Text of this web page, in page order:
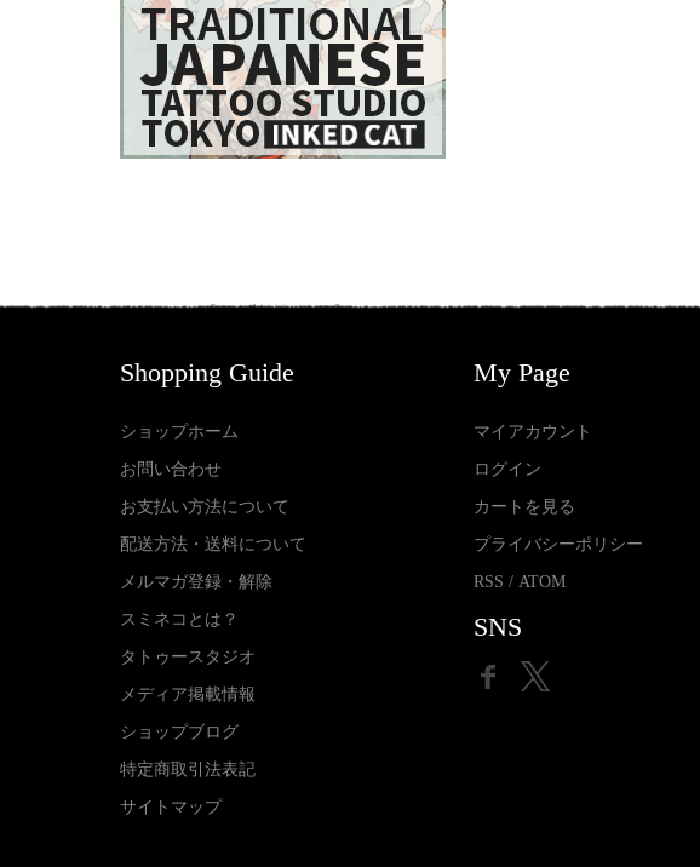
Shopping Guide
ショップホーム
お問い合わせ
お支払い方法について
配送方法・送料について
メルマガ登録・解除
スミネコとは？
タトゥースタジオ
メディア掲載情報
ショップブログ
特定商取引法表記
サイトマップ
My Page
マイアカウント
ログイン
カートを見る
プライバシーポリシー
RSS /ATOM
SNS